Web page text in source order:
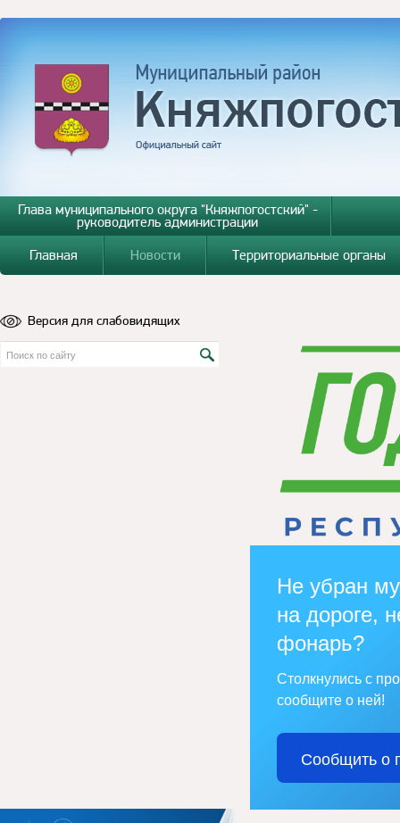
Глава муниципального округа "Княжпогостский" -
руководитель администрации
Главная
Новости Территориальные органы
Версия для слабовидящих
Не убран
на дороге,
фонарь?
Столкнулись с
сообщите о ней!
Сообщить о